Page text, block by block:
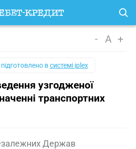
- A +
всистемі iplex
узгодженої
транспортних
Держав